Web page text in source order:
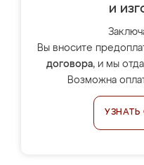
и
Вы вносите
договора, и мы
Возможна
УЗНАТЬ